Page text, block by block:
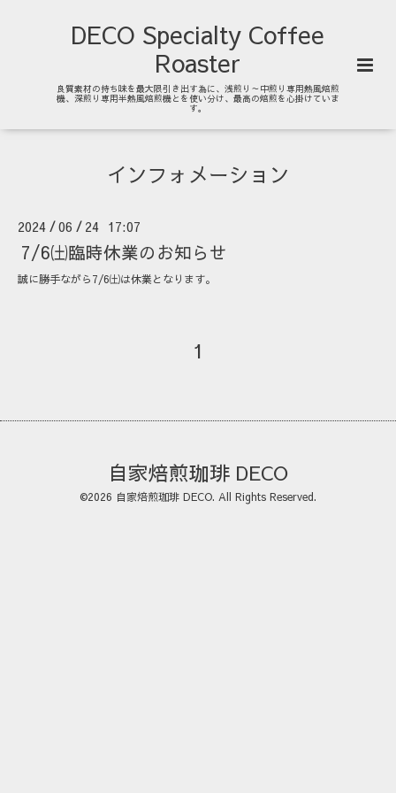
DECO Specialty Coffee
Roaster
良質素材の持ち味を最大限引き出す為に、浅煎り～中煎り専用熱風焙煎
機、深煎り専用半熱風焙煎機とを使い分け、最高の焙煎を心掛けていま
す。
インフォメーション
2024 /06 / 24 17:07
7/6㈯臨時休業のお知らせ
誠に勝手ながら7/6㈯は休業となります。
1
自家焙煎珈琲 DECO
©2026 自家焙煎珈琲 DECO. All Rights Reserved.